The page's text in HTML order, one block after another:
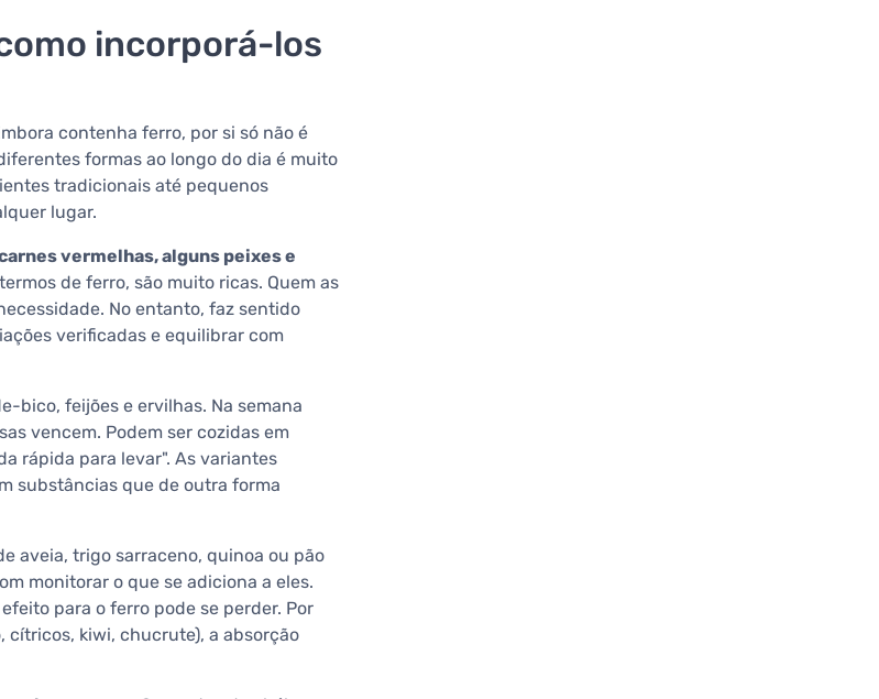
incorporá-los
contenha ferro, por si só não é
formas ao longo do dia é muito
tradicionais até pequenos
lugar.
vermelhas, alguns peixes e
de ferro, são muito ricas. Quem as
No entanto, faz sentido
verificadas e equilibrar com
bico, feijões e ervilhas. Na semana
vencem. Podem ser cozidas em
rápida para levar". As variantes
substâncias que de outra forma
aveia, trigo sarraceno, quinoa ou pão
monitorar o que se adiciona a eles.
para o ferro pode se perder. Por
cítricos, kiwi, chucrute), a absorção